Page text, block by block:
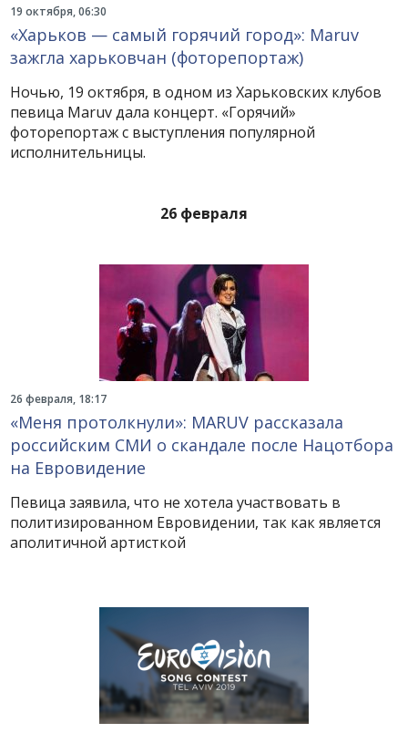
19 октября, 06:30
«Харьков — самый горячий город»: Maruv
зажгла харьковчан (фоторепортаж)
Ночью, 19 октября, в одном из Харьковских клубов
певица Maruv дала концерт. «Горячий»
фоторепортаж с выступления популярной
исполнительницы.
26 февраля
26 февраля, 18:17
«Меня протолкнули»: MARUV рассказала
российским СМИ о скандале после Нацотбора
на Евровидение
Певица заявила, что не хотела участвовать в
политизированном Евровидении, так как является
аполитичной артисткой